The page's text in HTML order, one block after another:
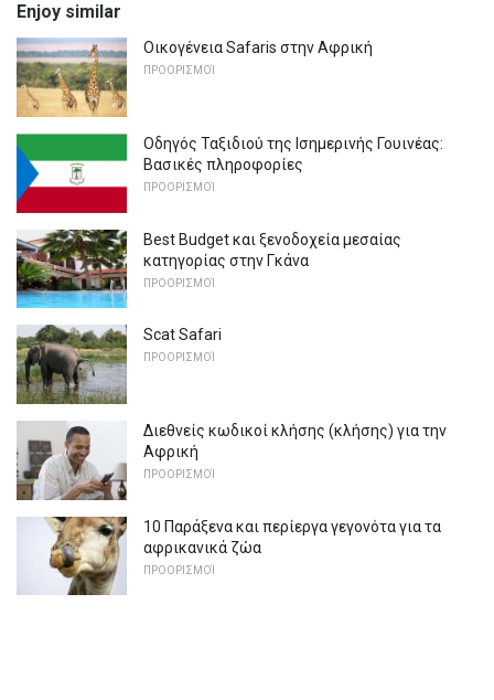
Enjoy similar
Οικογένεια Safaris στην Αφρική
ΠΡΟΟΡΙΣΜΟΊ
Οδηγός Ταξιδιού της Ισημερινής Γουινέας:
Βασικές πληροφορίες
ΠΡΟΟΡΙΣΜΟΊ
Best Budget και ξενοδοχεία μεσαίας
κατηγορίας στην Γκάνα
ΠΡΟΟΡΙΣΜΟΊ
Scat Safari
ΠΡΟΟΡΙΣΜΟΊ
Διεθνείς κωδικοί κλήσης (κλήσης) για την
Αφρική
ΠΡΟΟΡΙΣΜΟΊ
10 Παράξενα και περίεργα γεγονότα για τα
αφρικανικά ζώα
ΠΡΟΟΡΙΣΜΟΊ